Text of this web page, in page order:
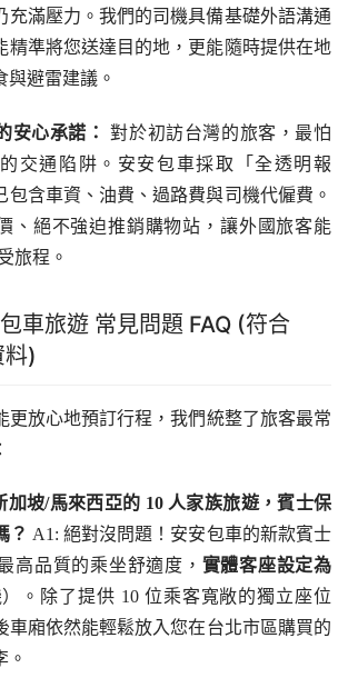
充滿壓力。我們的司機具備基礎外語溝通
精準將您送達目的地，更能隨時提供在地
與避雷建議。
安心承諾：
對於初訪台灣的旅客，最怕
交通陷阱。安安包車採取「全透明報
包含車資、油費、過路費與司機代僱費。
、絕不強迫推銷購物站，讓外國旅客能
旅程。
車旅遊 常見問題 FAQ (符合
料)
更放心地預訂行程，我們統整了旅客最常
加坡/馬來西亞的 10 人家族旅遊，賓士保
？ A1: 絕對沒問題！安安包車的新款賓士
高品質的乘坐舒適度， 實體客座設定為
）。除了提供 10 位乘客寬敞的獨立座位
車廂依然能輕鬆放入您在台北市區購買的
。